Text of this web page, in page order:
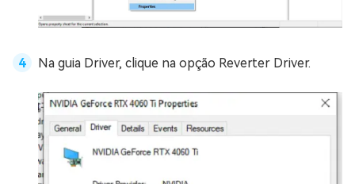
Na guia Driver, clique na opção Reverter Driver.